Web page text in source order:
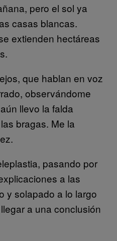
pero el sol ya
casas blancas.
extienden hectáreas
que hablan en voz
observándome
llevo la falda
bragas. Me la
pasando por
a las
y solapado a lo largo
a una conclusión